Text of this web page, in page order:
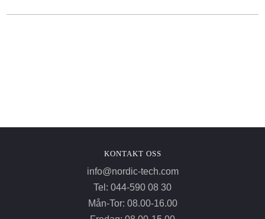
KONTAKT OSS
info@nordic-tech.com
Tel: 044-590 08 30
Mån-Tor: 08.00-16.00